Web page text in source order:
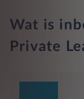
Wat is
Private